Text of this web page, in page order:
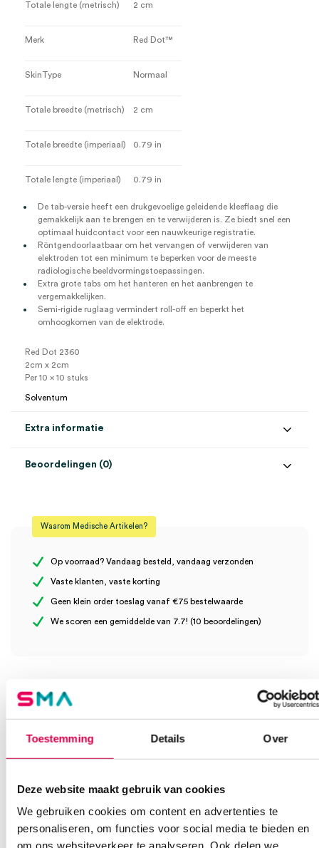
Toestemming Details Over
Deze website maakt gebruik van cookies
We gebruiken cookies om content en advertenties te
personaliseren, om functies voor social media te bieden en
om ons websiteverkeer te analyseren. Ook delen we
Totale lengte (metrisch) 2 cm
Merk Red Dot™
SkinType Normaal
Totale breedte (metrisch) 2 cm
Totale breedte (imperiaal) 0.79 in
Totale lengte (imperiaal) 0.79 in
De tab-versie heeft een drukgevoelige geleidende kleeflaag die
gemakkelijk aan te brengen en te verwijderen is. Ze biedt snel een
optimaal huidcontact voor een nauwkeurige registratie.
Röntgendoorlaatbaar om het vervangen of verwijderen van
elektroden tot een minimum te beperken voor de meeste
radiologische beeldvormingstoepassingen.
Extra grote tabs om het hanteren en het aanbrengen te
vergemakkelijken.
Semi-rigide ruglaag vermindert roll-off en beperkt het
omhoogkomen van de elektrode.
Red Dot 2360
2cm x 2cm
Per 10 x 10 stuks
Solventum
Extra informatie
Steriel onsteriel
Beoordelingen (0)
Er zijn nog geen beoordelingen.
klevende gel, 2cm x 2cm (100)” te beoordelen
Waarom Medische Artikelen?
Op voorraad? Vandaag besteld, vandaag verzonden
Vaste klanten, vaste korting
Geen klein order toeslag vanaf €75 bestelwaarde
We scoren een gemiddelde van 7.7! (10 beoordelingen)
Klantenservice
Anca helpt je!
Vind je antwoord snel en makkelijk op onze klantenservice pagina.
Of contacteer ons via een van de onderstaande opties.
Onze klantenservice is bereikbaar van maandag t/m vrijdag van